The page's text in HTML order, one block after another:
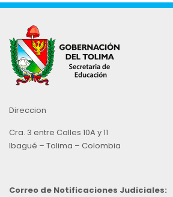
Direccion
Cra. 3 entre Calles 10A y 11
Ibagué – Tolima – Colombia
Correo de Notificaciones Judiciales: